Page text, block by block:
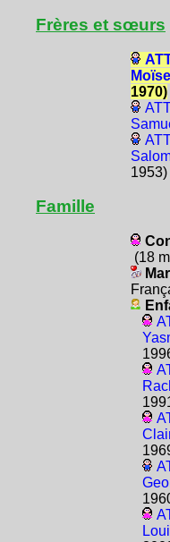
Frères et sœurs
1970)
1953)
Famille
(18